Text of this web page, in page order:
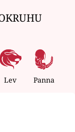
Lev Panna